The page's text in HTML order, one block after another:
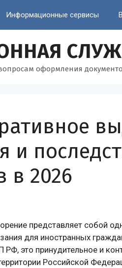
Информационные сервисы
оформления
и
в 2026
представляет собой
для иностранных
РФ, это принудительное и
Российской